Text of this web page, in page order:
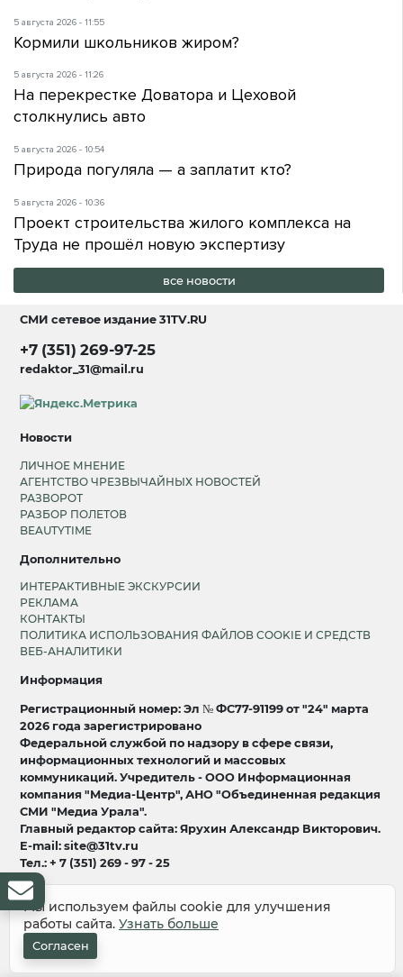
5 августа 2026 - 11:55
Кормили школьников жиром?
5 августа 2026 - 11:26
На перекрестке Доватора и Цеховой
столкнулись авто
5 августа 2026 - 10:54
Природа погуляла — а заплатит кто?
5 августа 2026 - 10:36
Проект строительства жилого комплекса на
Труда не прошёл новую экспертизу
все новости
СМИ сетевое издание31TV.RU
+7 (351) 269-97-25
redaktor_31@mail.ru
Новости
ЛИЧНОЕ МНЕНИЕ
АГЕНТСТВО ЧРЕЗВЫЧАЙНЫХ НОВОСТЕЙ
РАЗВОРОТ
РАЗБОР ПОЛЕТОВ
BEAUTYTIME
Дополнительно
ИНТЕРАКТИВНЫЕ ЭКСКУРСИИ
РЕКЛАМА
КОНТАКТЫ
ПОЛИТИКА ИСПОЛЬЗОВАНИЯ ФАЙЛОВ COOKIE И СРЕДСТВ
ВЕБ-АНАЛИТИКИ
Информация
Регистрационный номер: Эл № ФС77-91199 от "24" марта
2026 года зарегистрировано
Федеральной службой по надзору в сфере связи,
информационных технологий и массовых
коммуникаций. Учредитель - ООО Информационная
компания "Медиа-Центр", АНО "Объединенная редакция
СМИ "Медиа Урала".
Главный редактор сайта: Ярухин Александр Викторович.
E-mail: site@31tv.ru
Тел.: + 7 (351) 269 - 97 - 25
18+
© 2008-2026 Все права защищены
разработка и продвижение:
Мы используем файлы cookie для улучшения
работы сайта. Узнать больше
Согласен